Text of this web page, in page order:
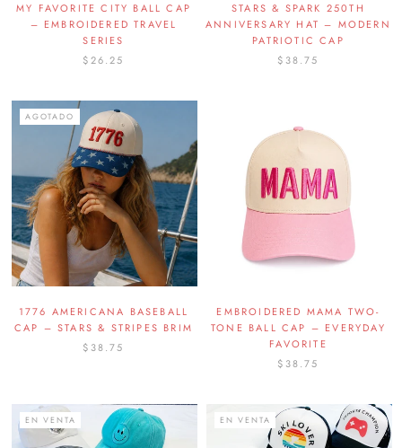
MY FAVORITE CITY BALL CAP
– EMBROIDERED TRAVEL
SERIES
$26.25
STARS & SPARK 250TH
ANNIVERSARY HAT – MODERN
PATRIOTIC CAP
$38.75
AGOTADO
1776 AMERICANA BASEBALL
CAP – STARS & STRIPES BRIM
$38.75
EMBROIDERED MAMA TWO-
TONE BALL CAP – EVERYDAY
FAVORITE
$38.75
EN VENTA EN VENTA